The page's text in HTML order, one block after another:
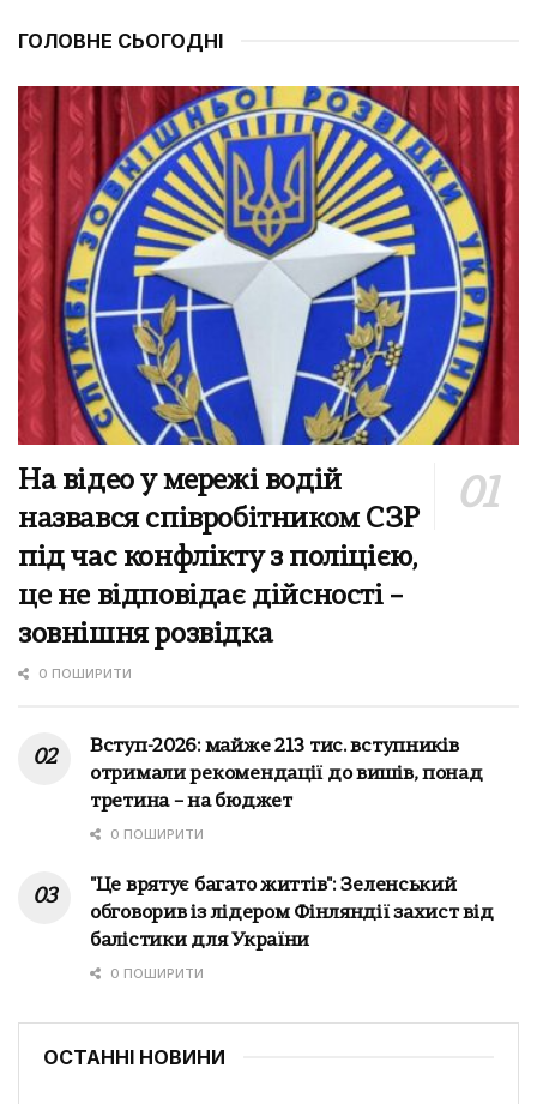
ГОЛОВНЕ СЬОГОДНІ
На відео у мережі водій
назвався співробітником СЗР
під час конфлікту з поліцією,
це не відповідає дійсності –
зовнішня розвідка
0 ПОШИРИТИ
Вступ-2026: майже 213 тис. вступників
отримали рекомендації до вишів, понад
третина – на бюджет
0 ПОШИРИТИ
"Це врятує багато життів": Зеленський
обговорив із лідером Фінляндії захист від
балістики для України
0 ПОШИРИТИ
ОСТАННІ НОВИНИ